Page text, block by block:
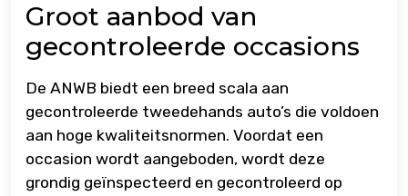
Groot aanbod van
gecontroleerde occasions
De ANWB biedt een breed scala aan
gecontroleerde tweedehands auto’s die voldoen
aan hoge kwaliteitsnormen. Voordat een
occasion wordt aangeboden, wordt deze
grondig geïnspecteerd en gecontroleerd op